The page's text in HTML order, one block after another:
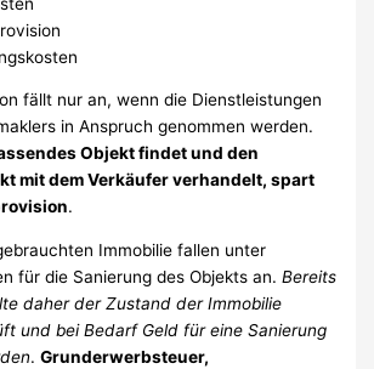
fällt nur an, wenn die Dienstleistungen
in Anspruch genommen werden.
Objekt findet und den
mit dem Verkäufer verhandelt, spart
.
Immobilie fallen unter
für die Sanierung des Objekts an.Bereits
daher der Zustand der Immobilie
und bei Bedarf Geld für eine Sanierung
.Grunderwerbsteuer,